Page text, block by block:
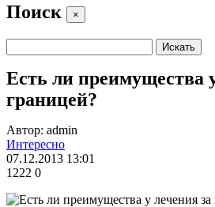
Поиск ×
Есть ли преимущества
границей?
Автор: admin
Интересно
07.12.2013 13:01
1222 0